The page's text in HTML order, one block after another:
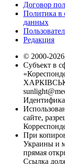
Договор
Политика в
данных
Редакция
© 2000-
Субъект в
сайте,
При
Украины и
прямая
Ссылка